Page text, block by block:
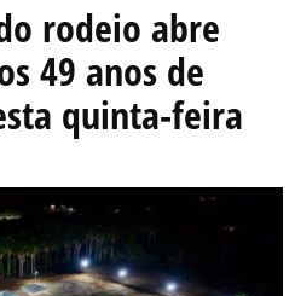
rodeio abre
49 anos de
quinta-feira